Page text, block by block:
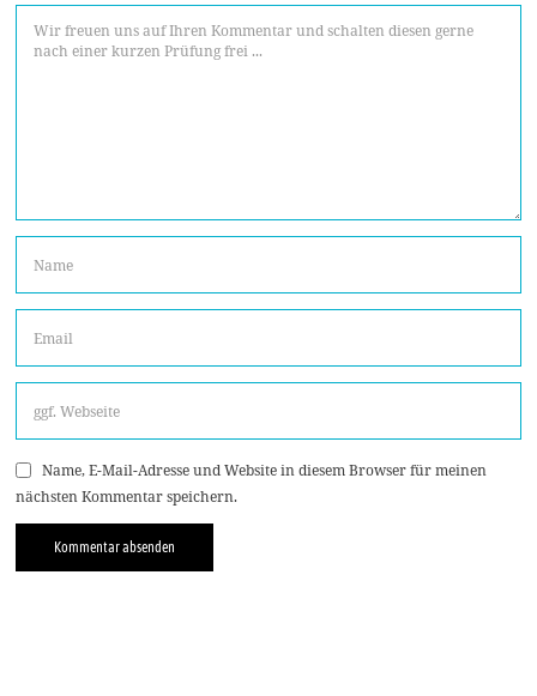
Name, E-Mail-Adresse und Website in diesem Browser für meinen
nächsten Kommentar speichern.